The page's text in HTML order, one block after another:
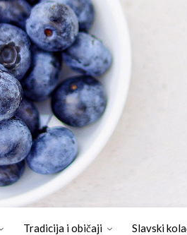
Tradicija i običaji Slavski